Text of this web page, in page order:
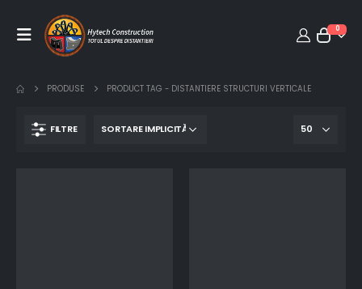
0
PRODUSE PRODUCT TAG - DISTANTIERE STRUCTURI VERTICALE
FILTRE